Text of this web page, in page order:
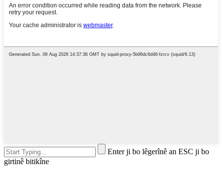
Enter ji bo lêgerînê an ESC ji bo
girtinê bitikîne